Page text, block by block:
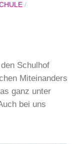
/
Schulhof
Miteinanders
ganz unter
bei uns